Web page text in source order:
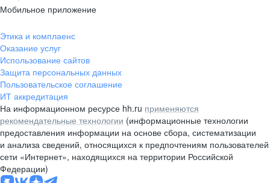
Мобильное приложение
Этика и комплаенс
Оказание услуг
Использование сайтов
Защита персональных данных
Пользовательское соглашение
ИТ аккредитация
На информационном ресурсе hh.ru применяются
рекомендательные технологии (информационные технологии
предоставления информации на основе сбора, систематизации
и анализа сведений, относящихся к предпочтениям пользователей
сети «Интернет», находящихся на территории Российской
Федерации)